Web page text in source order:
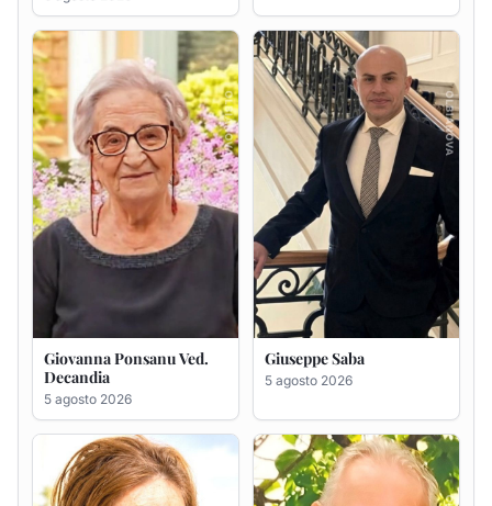
Giovanna Ponsanu Ved.
Decandia
5 agosto 2026
Giuseppe Saba
5 agosto 2026
Maria Antonietta Orrù
ved. Peddio
5 agosto 2026
Giuseppe Deiana
5 agosto 2026